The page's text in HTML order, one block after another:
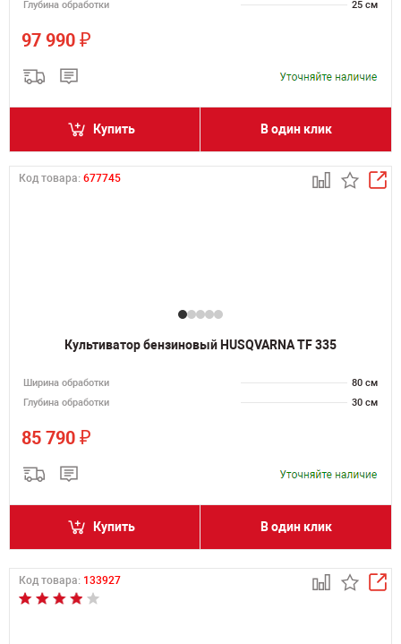
Глубина обработки 25 см
97 990 ₽
Купить В один клик
Код товара: 677745
Культиватор бензиновый HUSQVARNA TF 335
Ширина обработки
80 см
Глубина обработки
30 см
85 790 ₽
Купить В один клик
Код товара: 133927